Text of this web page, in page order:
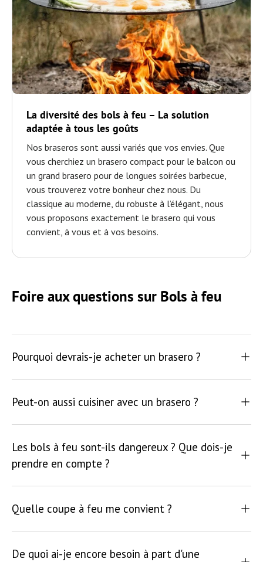
La diversité des bols à feu – La solution
adaptée à tous les goûts
Nos braseros sont aussi variés que vos envies. Que
vous cherchiez un brasero compact pour le balcon ou
un grand brasero pour de longues soirées barbecue,
vous trouverez votre bonheur chez nous. Du
classique au moderne, du robuste à l’élégant, nous
vous proposons exactement le brasero qui vous
convient, à vous et à vos besoins.
Foire aux questions sur Bols à feu
Pourquoi devrais-je acheter un brasero ?
Peut-on aussi cuisiner avec un brasero ?
Les bols à feu sont-ils dangereux ? Que dois-je
prendre en compte ?
Quelle coupe à feu me convient ?
De quoi ai-je encore besoin à part d'une